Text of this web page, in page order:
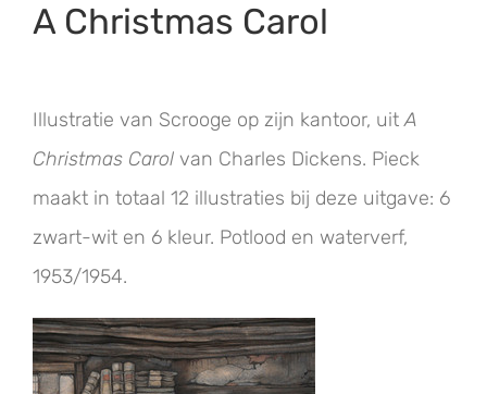
A Christmas Carol
Illustratie van Scrooge op zijn kantoor, uitA
Christmas Carolvan Charles Dickens. Pieck
maakt in totaal 12 illustraties bij deze uitgave: 6
zwart-wit en 6 kleur. Potlood en waterverf,
1953/1954.